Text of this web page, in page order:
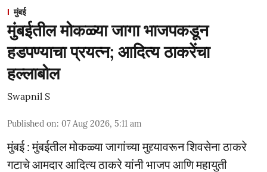
मुंबई
मुंबईतील मोकळ्या जागा भाजपकडून
हडपण्याचा प्रयत्न; आदित्य ठाकरेंचा
हल्लाबोल
Swapnil S
Published on: 07 Aug 2026, 5:11 am
मुंबई : मुंबईतील मोकळ्या जागांच्या मुद्द्यावरून शिवसेना ठाकरे
गटाचे आमदार आदित्य ठाकरे यांनी भाजप आणि महायुती